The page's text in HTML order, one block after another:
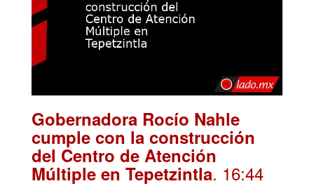
Gobernadora Rocío Nahle
cumple con la construcción
del Centro de Atención
Múltiple en Tepetzintla. 16:44